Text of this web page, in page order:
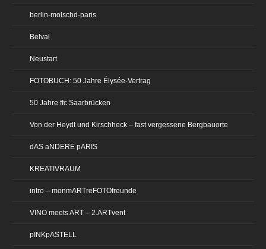
berlin-molschd-paris
Belval
Neustart
FOTOBUCH: 50 Jahre Élysée-Vertrag
50 Jahre ffc Saarbrücken
Von der Heydt und Kirschheck – fast vergessene Bergbauorte
dAS aNDERE pARIS
KREATIVRAUM
intro – monmARTreFOTOfreunde
VINO meets ART – 2.ARTvent
pINKpASTELL